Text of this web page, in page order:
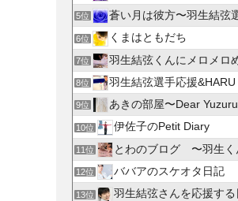
5位 蒼い月は彼方〜羽生結弦選手と仲間たちの日
6位 くまはともだち
7位 羽生結弦くんにメロメロ
8位 羽生結弦選手応援&HARU
9位 あきの部屋〜Dear
10位 伊佐子のPetit Diary
11位 とわのブログ 〜羽生く
12位 ババアのスケオタ日記
13位 羽生結弦さんを応援する日々